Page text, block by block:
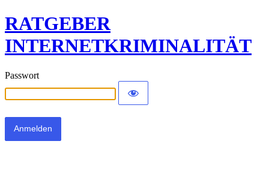
RATGEBER
INTERNETKRIMINALITÄT
Passwort